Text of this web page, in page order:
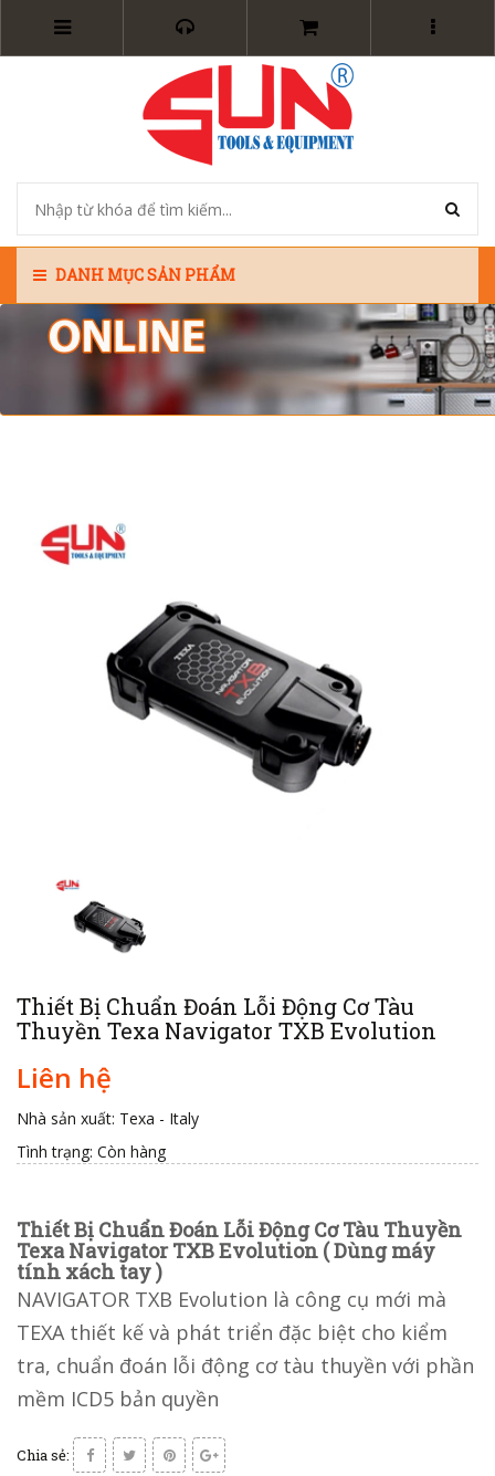
DANH MỤC SẢN PHẨM
Thiết Bị Chuẩn Đoán Lỗi Động Cơ Tàu
Thuyền Texa Navigator TXB Evolution
Liên hệ
Nhà sản xuất: Texa - Italy
Tình trạng: Còn hàng
Thiết Bị Chuẩn Đoán Lỗi Động Cơ Tàu Thuyền
Texa Navigator TXB Evolution ( Dùng máy
tính xách tay )
NAVIGATOR TXB Evolution là công cụ mới mà
TEXA thiết kế và phát triển đặc biệt cho kiểm
tra, chuẩn đoán lỗi động cơ tàu thuyền với phần
mềm ICD5 bản quyền
Chia sẻ: